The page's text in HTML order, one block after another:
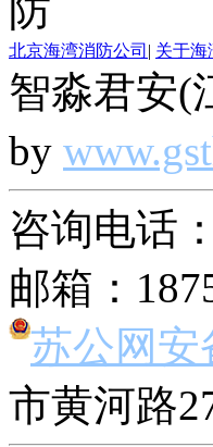
北京海湾消防公司 | 关于海
智淼君安(
by
咨询电话
邮箱：
苏公网安
市黄河路